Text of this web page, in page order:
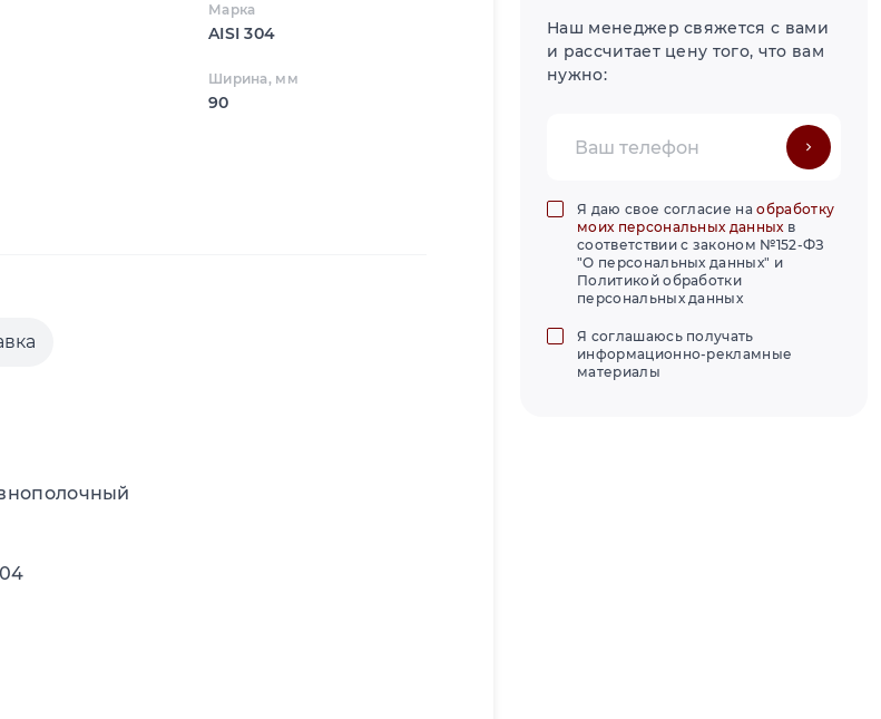
Марка
AISI 304
Ширина, мм
90
Наш менеджер свяжется с вами
и рассчитает цену того, что вам
нужно:
Я даю свое согласие наобработку
моих персональных данныхв
соответствии с законом №152-ФЗ
"О персональных данных" и
Политикой обработки
персональных данных
Я соглашаюсь получать
информационно-рекламные
материалы